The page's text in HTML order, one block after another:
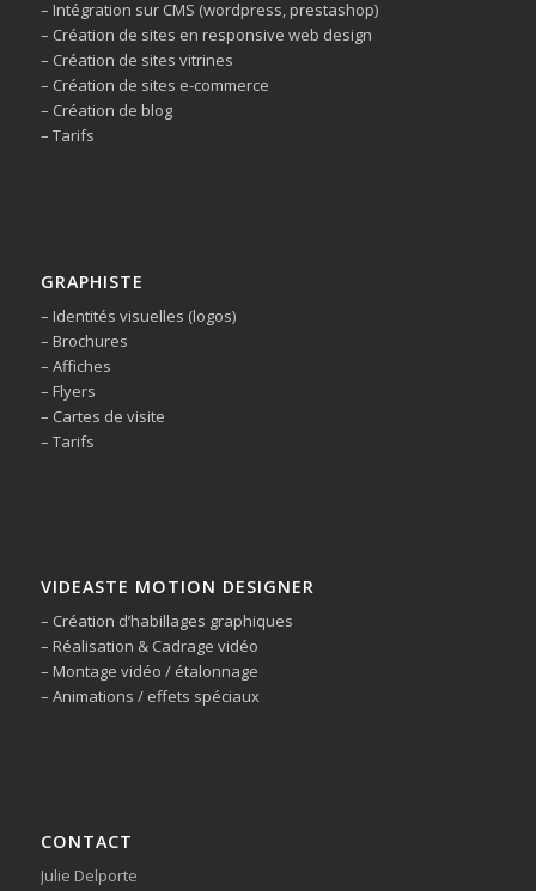
– Intégration sur CMS (wordpress, prestashop)
– Création de sites en responsive web design
– Création de sites vitrines
– Création de sites e-commerce
– Création de blog
– Tarifs
GRAPHISTE
– Identités visuelles (logos)
– Brochures
– Affiches
– Flyers
– Cartes de visite
– Tarifs
VIDEASTE MOTION DESIGNER
– Création d’habillages graphiques
– Réalisation & Cadrage vidéo
– Montage vidéo / étalonnage
– Animations / effets spéciaux
CONTACT
Julie Delporte